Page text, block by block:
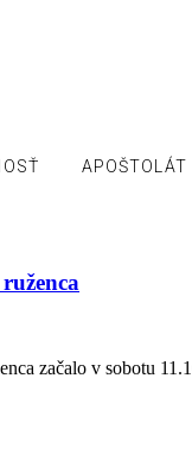
APOŠTOLÁT
začalo v sobotu